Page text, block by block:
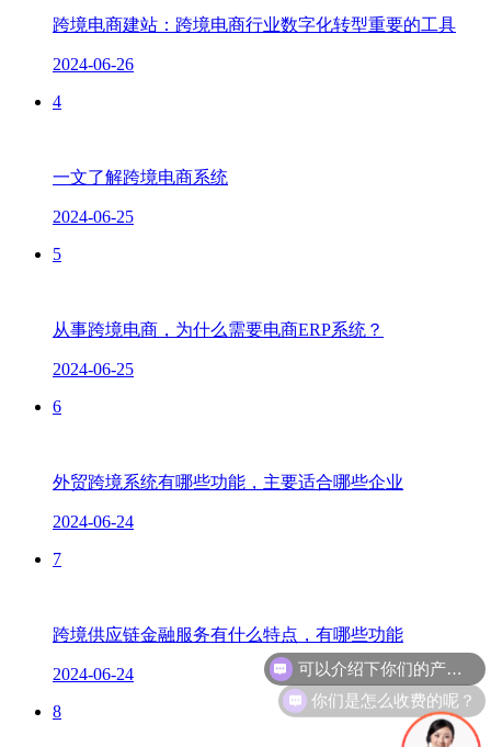
跨境电商建站：跨境电商行业数字化转型重要的工具
2024-06-26
4
一文了解跨境电商系统
2024-06-25
5
从事跨境电商，为什么需要电商ERP系统？
2024-06-25
6
外贸跨境系统有哪些功能，主要适合哪些企业
2024-06-24
7
跨境供应链金融服务有什么特点，有哪些功能
2024-06-24
8
你们是怎么收费的呢？